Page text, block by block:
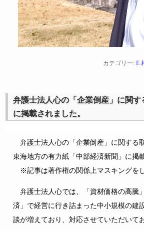
カテゴリー: E
弁護士法人心の「企業倒産」に関す
に掲載されました。
弁護士法人心の「企業倒産」に関する
東海地方の有力紙「中部経済新聞」に掲
※記事は著作権の関係上マスキングをし
弁護士法人心では、「資材価格の高騰
済」で経営に行き詰まった中小規模の建
談が増えており、対応させていただいて